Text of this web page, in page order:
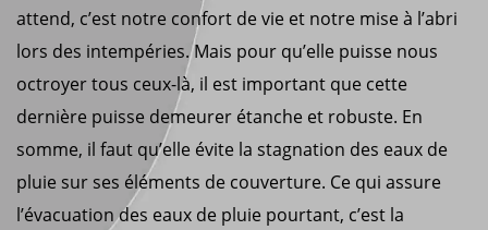
attend, c’est notre confort de vie et notre mise à l’abri
lors des intempéries. Mais pour qu’elle puisse nous
octroyer tous ceux-là, il est important que cette
dernière puisse demeurer étanche et robuste. En
somme, il faut qu’elle évite la stagnation des eaux de
pluie sur ses éléments de couverture. Ce qui assure
l’évacuation des eaux de pluie pourtant, c’est la